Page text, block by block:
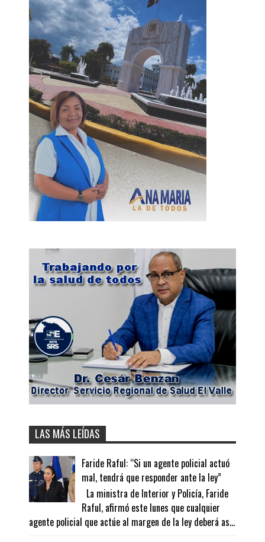
LAS MÁS LEÍDAS
Faride Raful: “Si un agente policial actuó
mal, tendrá que responder ante la ley”
La ministra de Interior y Policía, Faride
Raful, afirmó este lunes que cualquier
agente policial que actúe al margen de la ley deberá as...